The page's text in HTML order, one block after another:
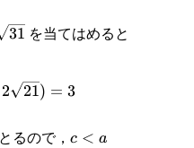
31 を当てはめると
2 21) = 3
るので， c\lt
c < a